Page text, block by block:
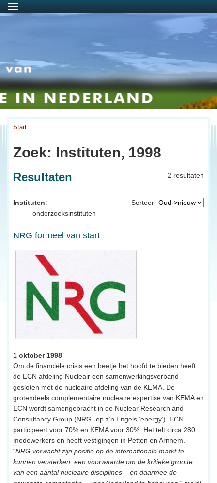
Menu
Start
Zoek: Instituten, 1998
2 resultaten
Resultaten
Sorteer
Instituten:
onderzoeksinstituten
NRG formeel van start
1 oktober 1998
Om de financiële crisis een beetje het hoofd te bieden heeft
de ECN afdeling Nucleair een samenwerkingsverband
gesloten met de nucleaire afdeling van de KEMA. De
grotendeels complementaire nucleaire expertise van KEMA en
ECN wordt samengebracht in de Nuclear Research and
Consultancy Group (NRG -op z’n Engels ‘energy’). ECN
participeert voor 70% en KEMA voor 30%. Het telt circa 280
medewerkers en heeft vestigingen in Petten en Arnhem.
“NRG verwacht zijn positie op de internationale markt te
kunnen versterken: een voorwaarde om de kritieke grootte
van een aantal nucleaire disciplines – en daarmee de